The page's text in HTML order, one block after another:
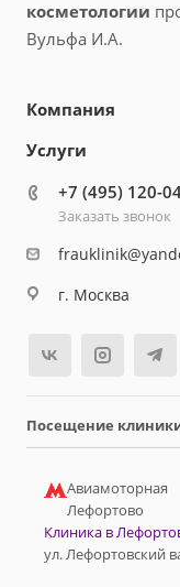
косметологии
Вульфа И.А.
Компания
Услуги
+7 (495) 120-
Заказать звонок
г. Москва
Посещение
Авиамоторная
Лефортово
Клиника в
ул. Лефортовский